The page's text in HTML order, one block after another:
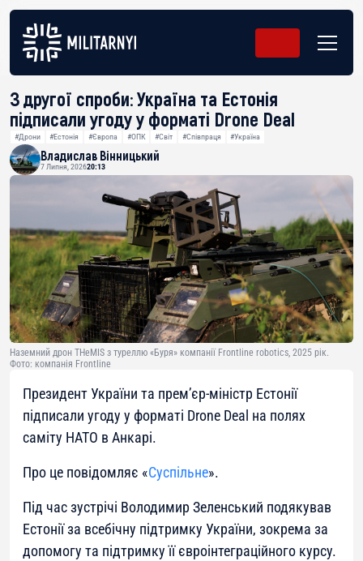
З другої спроби: Україна та Естонія
підписали угоду у форматі Drone Deal
#Дрони #Естонія #Європа #ОПК #Світ #Співпраця #Україна
Владислав Вінницький
7 Липня, 202620:13
Наземний дрон THeMIS з туреллю «Буря» компанії Frontline robotics, 2025 рік.
Фото: компанія Frontline
Президент України та прем’єр-міністр Естонії
підписали угоду у форматі Drone Deal на полях
саміту НАТО в Анкарі.
Про це повідомляє «Суспільне».
Під час зустрічі Володимир Зеленський подякував
Естонії за всебічну підтримку України, зокрема за
допомогу та підтримку її євроінтеграційного курсу.